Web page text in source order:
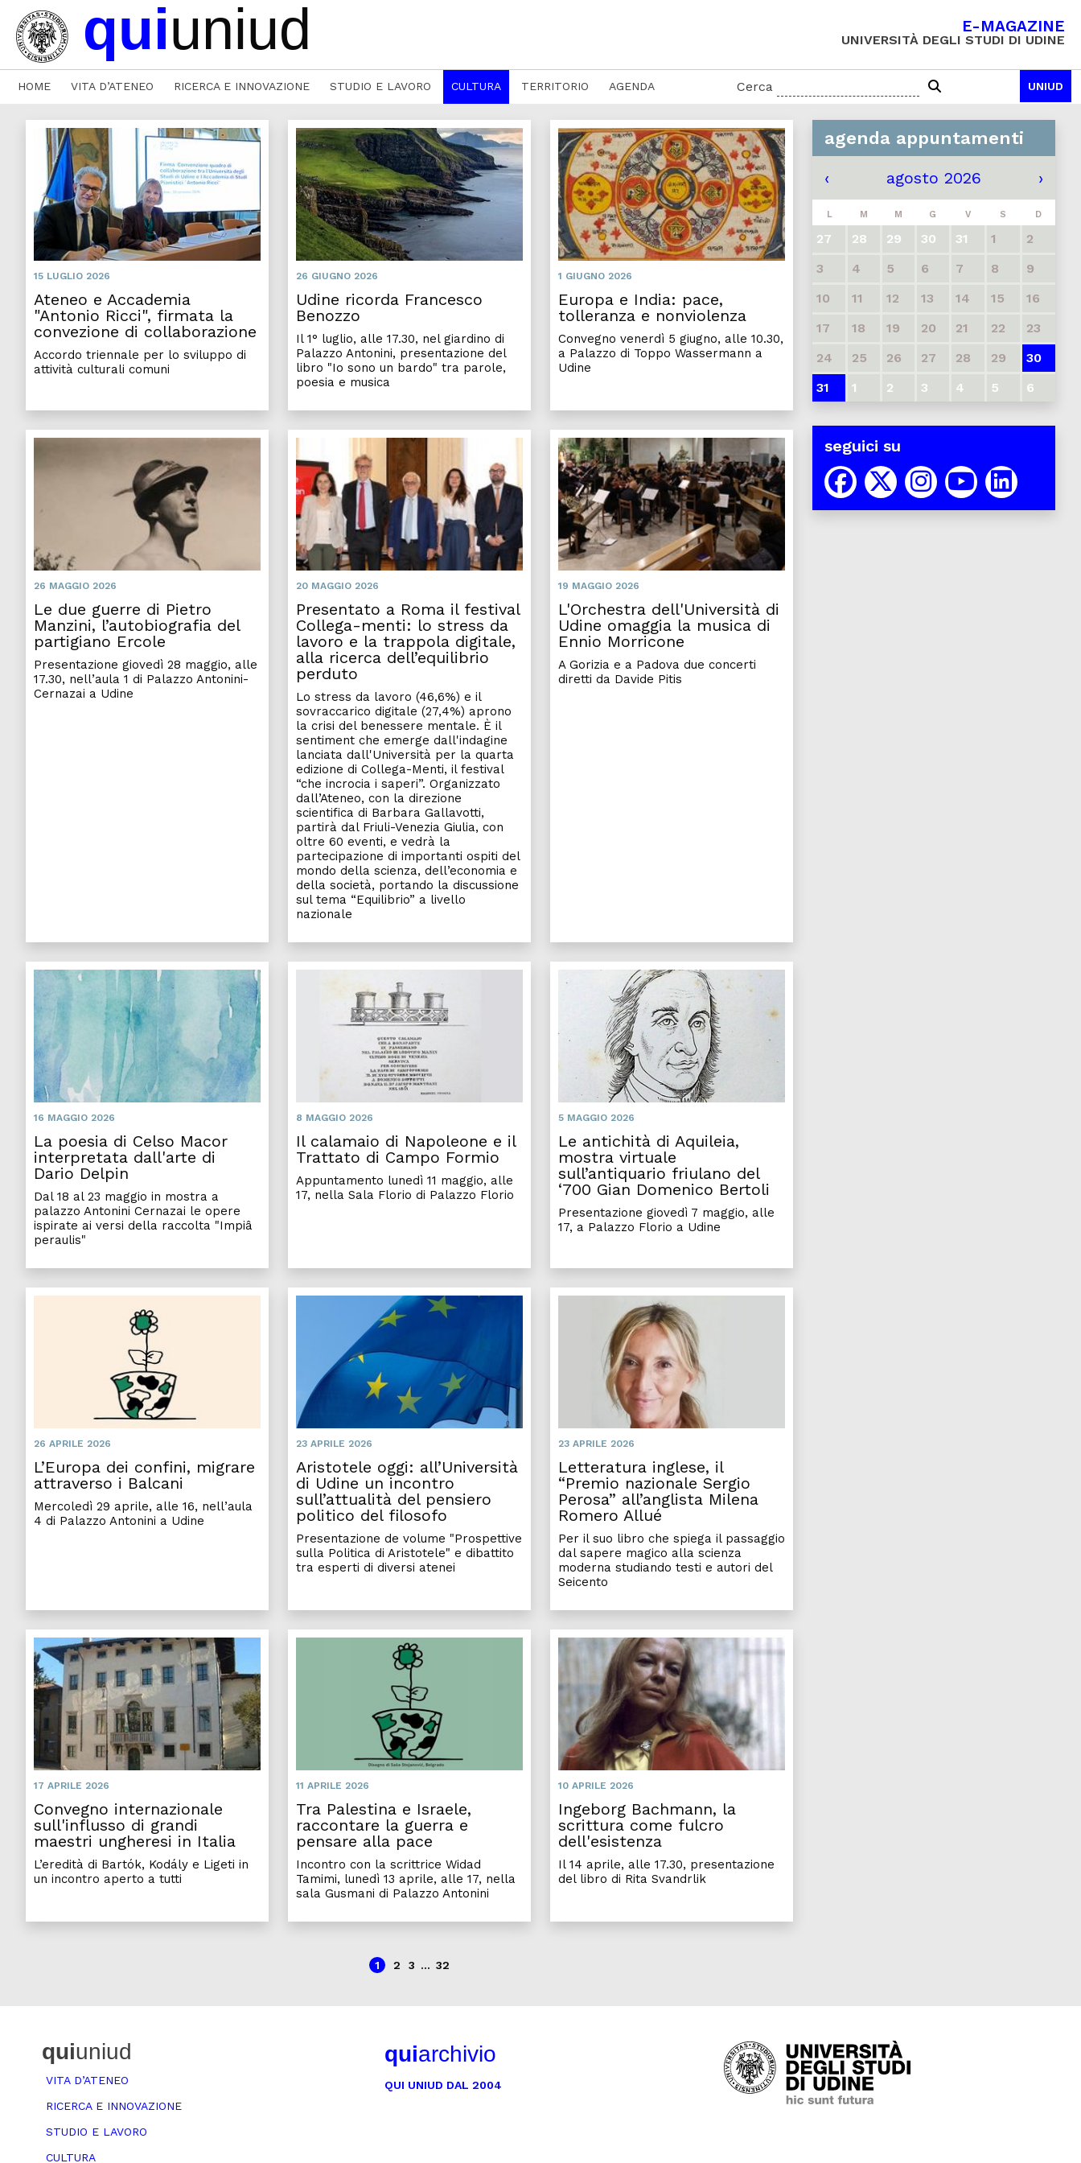
E-MAGAZINE
UNIVERSITÀ DEGLI STUDI DI UDINE
HOME VITA D’ATENEO RICERCA E INNOVAZIONE STUDIO E LAVORO CULTURA TERRITORIO AGENDA Cerca UNIUD
Ateneo e Accademia "Antonio Ricci", firmata la convezione di collaborazione
15 LUGLIO 2026
Ateneo e Accademia
"Antonio Ricci", firmata la
convezione di collaborazione
Accordo triennale per lo sviluppo di
attività culturali comuni
Udine ricorda Francesco Benozzo
26 GIUGNO 2026
Udine ricorda Francesco
Benozzo
Il 1° luglio, alle 17.30, nel giardino di
Palazzo Antonini, presentazione del
libro "Io sono un bardo" tra parole,
poesia e musica
Europa e India: pace, tolleranza e nonviolenza
1 GIUGNO 2026
Europa e India: pace,
tolleranza e nonviolenza
Convegno venerdì 5 giugno, alle 10.30,
a Palazzo di Toppo Wassermann a
Udine
Le due guerre di Pietro Manzini, l’autobiografia del partigiano Ercole
26 MAGGIO 2026
Le due guerre di Pietro
Manzini, l’autobiografia del
partigiano Ercole
Presentazione giovedì 28 maggio, alle
17.30, nell’aula 1 di Palazzo Antonini-
Cernazai a Udine
Presentato a Roma il festival Collega-menti: lo stress da lavoro e la trappola digitale,
20 MAGGIO 2026
Presentato a Roma il festival
Collega-menti: lo stress da
lavoro e la trappola digitale,
alla ricerca dell’equilibrio
perduto
Lo stress da lavoro (46,6%) e il
sovraccarico digitale (27,4%) aprono
la crisi del benessere mentale. È il
sentiment che emerge dall'indagine
lanciata dall'Università per la quarta
edizione di Collega-Menti, il festival
“che incrocia i saperi”. Organizzato
dall’Ateneo, con la direzione
scientifica di Barbara Gallavotti,
partirà dal Friuli-Venezia Giulia, con
oltre 60 eventi, e vedrà la
partecipazione di importanti ospiti del
mondo della scienza, dell’economia e
della società, portando la discussione
sul tema “Equilibrio” a livello
nazionale
L'Orchestra dell'Università di Udine omaggia
19 MAGGIO 2026
L'Orchestra dell'Università di
Udine omaggia la musica di
Ennio Morricone
A Gorizia e a Padova due concerti
diretti da Davide Pitis
La poesia di Celso Macor interpretata dall'arte di Dario Delpin
16 MAGGIO 2026
La poesia di Celso Macor
interpretata dall'arte di
Dario Delpin
Dal 18 al 23 maggio in mostra a
palazzo Antonini Cernazai le opere
ispirate ai versi della raccolta "Impiâ
peraulis"
Il calamaio di Napoleone e il Trattato di Campo Formio
8 MAGGIO 2026
Il calamaio di Napoleone e il
Trattato di Campo Formio
Appuntamento lunedì 11 maggio, alle
17, nella Sala Florio di Palazzo Florio
5 MAGGIO 2026
Le antichità di Aquileia,
mostra virtuale
sull’antiquario friulano del
‘700 Gian Domenico Bertoli
Presentazione giovedì 7 maggio, alle
17, a Palazzo Florio a Udine
L’Europa dei confini, migrare attraverso i Balcani
26 APRILE 2026
L’Europa dei confini, migrare
attraverso i Balcani
Mercoledì 29 aprile, alle 16, nell’aula
4 di Palazzo Antonini a Udine
Aristotele oggi: all’Università di Udine un incontro sull’attualità del pensiero politico del
23 APRILE 2026
Aristotele oggi: all’Università
di Udine un incontro
sull’attualità del pensiero
politico del filosofo
Presentazione de volume "Prospettive
sulla Politica di Aristotele" e dibattito
tra esperti di diversi atenei
23 APRILE 2026
Letteratura inglese, il
“Premio nazionale Sergio
Perosa” all’anglista Milena
Romero Allué
Per il suo libro che spiega il passaggio
dal sapere magico alla scienza
moderna studiando testi e autori del
Seicento
Convegno internazionale sull'influsso di grandi maestri ungheresi in Italia
17 APRILE 2026
Convegno internazionale
sull'influsso di grandi
maestri ungheresi in Italia
L’eredità di Bartók, Kodály e Ligeti in
un incontro aperto a tutti
Tra Palestina e Israele, raccontare la guerra e pensare alla pace
11 APRILE 2026
Tra Palestina e Israele,
raccontare la guerra e
pensare alla pace
Incontro con la scrittrice Widad
Tamimi, lunedì 13 aprile, alle 17, nella
sala Gusmani di Palazzo Antonini
Ingeborg Bachmann, la scrittura come fulcro
10 APRILE 2026
Ingeborg Bachmann, la
scrittura come fulcro
dell'esistenza
Il 14 aprile, alle 17.30, presentazione
del libro di Rita Svandrlik
1 2 3 ... 32
agenda appuntamenti
‹ agosto 2026 ›
L M M G V S D
27 28 29 30 31 1
2
3
4 5 6 7 8
9
10
11 12 13 14 15
16
17
18 19 20 21 22
23
24
25 26 27 28 29
30
31
1 2 3 4 5 6
seguici su
quiuniud
VITA D’ATENEO
RICERCA E INNOVAZIONE
STUDIO E LAVORO
CULTURA
quiarchivio
QUI UNIUD DAL 2004